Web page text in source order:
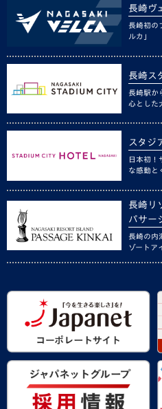
長崎ヴ
長崎初の
ルカ」
長崎ス
長崎駅か
心とした
スタジ
日本初！
な感動と
長崎リ
パサー
長崎の内
ゾートア